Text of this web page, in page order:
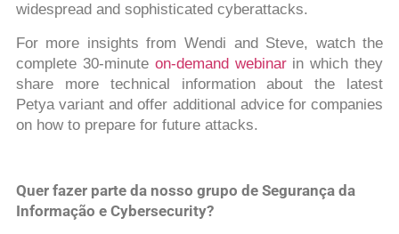
widespread and sophisticated cyberattacks.
For more insights from Wendi and Steve, watch the
complete 30-minute on-demand webinarin which they
share more technical information about the latest
Petya variant and offer additional advice for companies
on how to prepare for future attacks.
Quer fazer parte da nosso grupo de Segurança da
Informação e Cybersecurity?